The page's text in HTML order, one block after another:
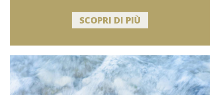
SCOPRI DI PIÙ